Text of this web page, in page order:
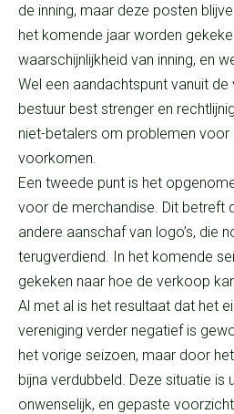
de inning, maar deze posten
het komende jaar worden
waarschijnlijkheid van inning, en
Wel een aandachtspunt vanuit
bestuur best strenger en
niet-betalers om problemen voor
voorkomen.
Een tweede punt is het
voor de merchandise. Dit betreft
andere aanschaf van logo’s, die
terugverdiend. In het komende
gekeken naar hoe de verkoop
Al met al is het resultaat dat het
vereniging verder negatief is
het vorige seizoen, maar door
bijna verdubbeld. Deze situatie is
onwenselijk, en gepaste